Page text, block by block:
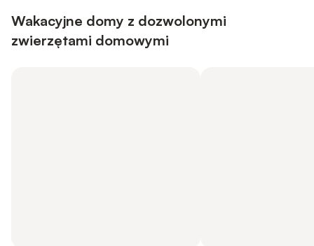
Wakacyjne domy z dozwolonymi
zwierzętami domowymi